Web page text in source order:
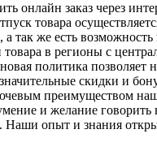
онлайн заказ через
товара
так же есть возможность
товара в регионы с
политика позволяет
скидки и
преимуществом
и желание
Наши опыт и знания